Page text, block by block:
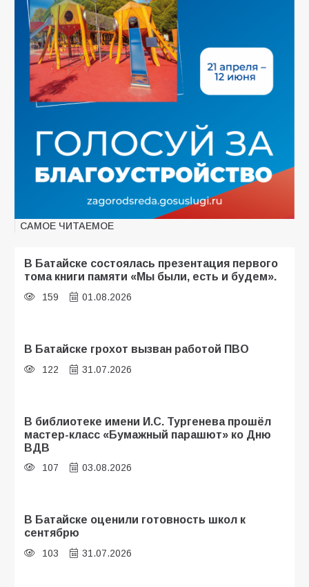
САМОЕ ЧИТАЕМОЕ
В Батайске состоялась презентация первого
тома книги памяти «Мы были, есть и будем».
159 01.08.2026
В Батайске грохот вызван работой ПВО
122 31.07.2026
В библиотеке имени И.С. Тургенева прошёл
мастер-класс «Бумажный парашют» ко Дню
ВДВ
107 03.08.2026
В Батайске оценили готовность школ к
сентябрю
103 31.07.2026